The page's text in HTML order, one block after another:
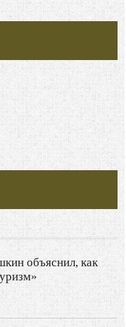
объяснил, как